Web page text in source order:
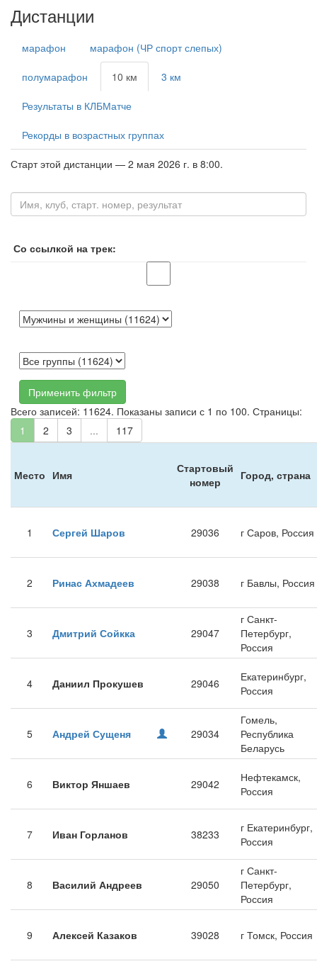
Дистанции
марафон марафон (ЧР спорт слепых)
полумарафон 10 км 3 км
Результаты в КЛБМатче
Рекорды в возрастных группах
Старт этой дистанции — 2 мая 2026 г. в 8:00.
Со ссылкой на трек:
Применить фильтр
Всего записей: 11624. Показаны записи с 1 по 100. Страницы:
1
2 3 ... 117
Место Имя
Стартовый
номер
Город, страна
1 Сергей Шаров 29036 г Саров, Россия
2 Ринас Ахмадеев 29038 г Бавлы, Россия
3 Дмитрий Сойкка 29047
г Санкт-
Петербург,
Россия
4 Даниил Прокушев 29046
Екатеринбург,
Россия
5 Андрей Сущеня 29034
Гомель,
Республика
Беларусь
6 Виктор Яншаев 29042
Нефтекамск,
Россия
7 Иван Горланов 38233
г Екатеринбург,
Россия
8 Василий Андреев 29050
г Санкт-
Петербург,
Россия
9 Алексей Казаков 39028 г Томск, Россия